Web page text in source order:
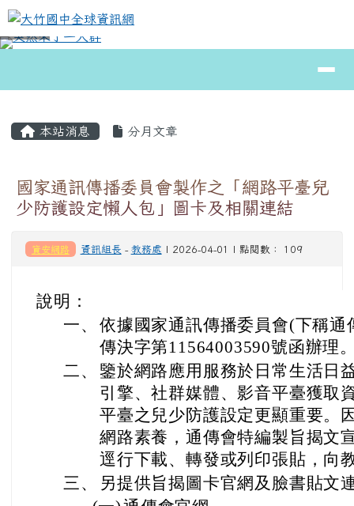
跳至主內容區
大竹國中全球資訊網
⏸
本站消息 分月文章
國家通訊傳播委員會製作之「網路平臺兒
少防護設定懶人包」圖卡及相關連結
資安網路 資訊組長 - 教務處 | 2026-04-01 | 點閱數： 109
說明：
一、 依據國家通訊傳播委員會(下稱
傳決字第11564003590號函辦理
二、
鑒於網路應用服務於日常生活日
引擎、社群媒體、影音平臺獲取
平臺之兒少防護設定更顯重要。
網路素養，通傳會特編製旨揭文
逕行下載、轉發或列印張貼，向
三、
另提供旨揭圖卡官網及臉書貼文